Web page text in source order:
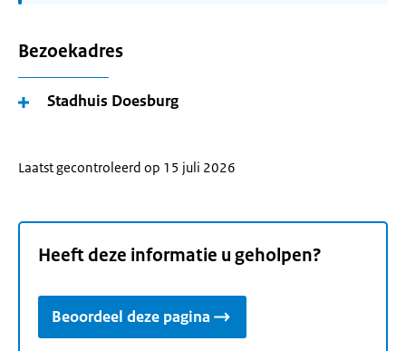
Bezoekadres
Stadhuis Doesburg
Laatst gecontroleerd op 15 juli 2026
Heeft deze informatie u geholpen?
Beoordeel deze pagina